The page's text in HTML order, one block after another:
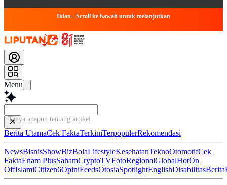
Iklan - Scroll ke bawah untuk melanjutkan
Menu
Tanya apapun tentang artikel ini...
Berita UtamaCek FaktaTerkiniTerpopulerRekomendasi
NewsBisnisShowBizBolaLifestyleKesehatanTeknoOtomotifCek
FaktaEnam PlusSahamCryptoTVFotoRegionalGlobalHotOn
OffIslamiCitizen6OpiniFeedsOtosiaSpotlightEnglishDisabilitasBerita